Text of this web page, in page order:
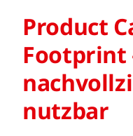
Product
Footprint
nutzbar